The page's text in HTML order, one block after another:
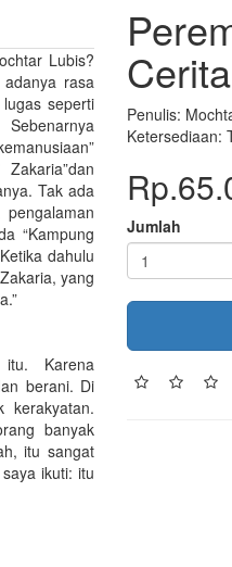
Lubis?
rasa
seperti
Tak ada
“Kampung
dahulu
yang
itu. Karena
berani. Di
kerakyatan.
banyak
itu sangat
ikuti: itu
Penulis:
Ketersediaan:
Jumlah